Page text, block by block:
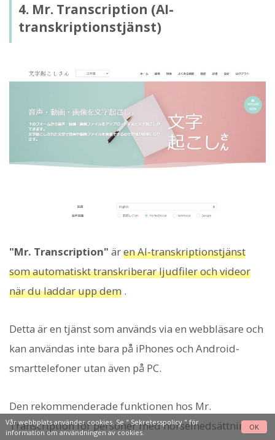
4. Mr. Transcription (AI-
transkriptionstjänst)
"Mr. Transcription" ären AI-transkriptionstjänst
som automatiskt transkriberar ljudfiler och videor
när du laddar upp dem .
Detta är en tjänst som används via en webbläsare och
kan användas inte bara på iPhones och Android-
smarttelefoner utan även på PC.
Den rekommenderade funktionen hos Mr.
Transcription för personer med hörselnedsättning är
Vår webbplats använder cookies. Se " Sekretesspolicy" för
information om användningen av cookies.
OK